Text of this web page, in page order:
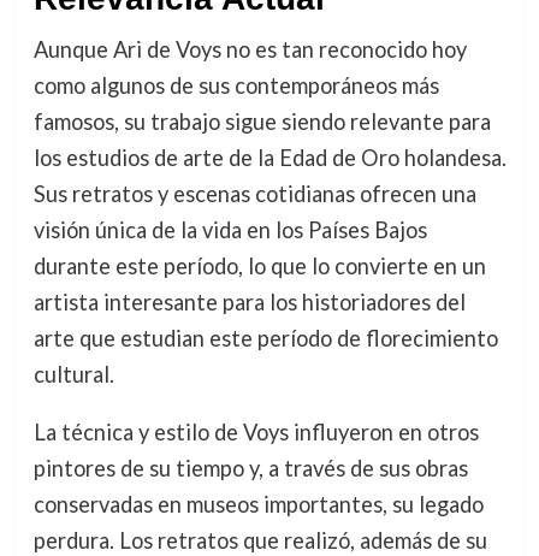
Aunque Ari de Voys no es tan reconocido hoy
como algunos de sus contemporáneos más
famosos, su trabajo sigue siendo relevante para
los estudios de arte de la Edad de Oro holandesa.
Sus retratos y escenas cotidianas ofrecen una
visión única de la vida en los Países Bajos
durante este período, lo que lo convierte en un
artista interesante para los historiadores del
arte que estudian este período de florecimiento
cultural.
La técnica y estilo de Voys influyeron en otros
pintores de su tiempo y, a través de sus obras
conservadas en museos importantes, su legado
perdura. Los retratos que realizó, además de su